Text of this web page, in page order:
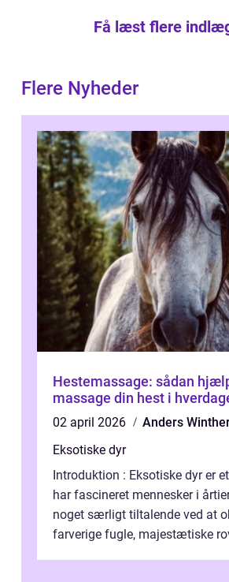
Få læst flere
Flere Nyheder
Hestemassage: sådan
massage din hest i
02 april 2026
Anders
Eksotiske dyr
Introduktion : Eksotiske dyr er
har fascineret mennesker i
noget særligt tiltalende ved at
farverige fugle, majestætiske